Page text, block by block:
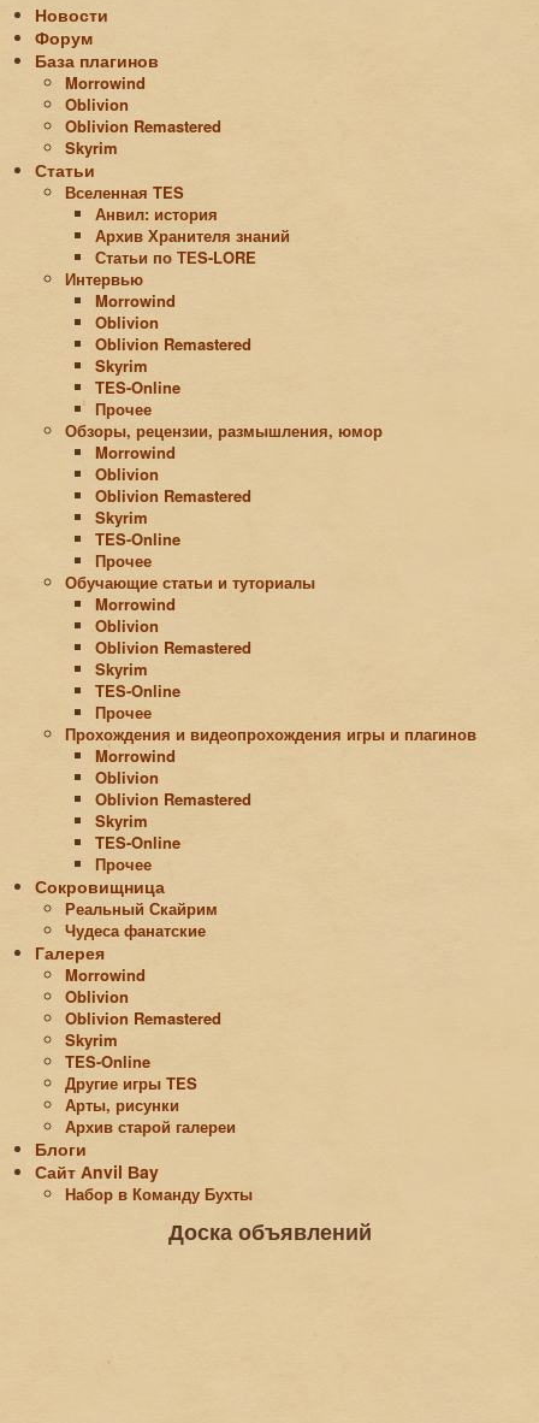
Новости
Форум
База плагинов
Morrowind
Oblivion
Oblivion Remastered
Skyrim
Статьи
Вселенная TES
Анвил: история
Архив Хранителя знаний
Статьи по ТЕS-LORE
Интервью
Morrowind
Oblivion
Oblivion Remastered
Skyrim
TES-Online
Прочее
Обзоры, рецензии, размышления, юмор
Morrowind
Oblivion
Oblivion Remastered
Skyrim
TES-Online
Прочее
Обучающие статьи и туториалы
Morrowind
Oblivion
Oblivion Remastered
Skyrim
TES-Online
Прочее
Прохождения и видеопрохождения игры и плагинов
Morrowind
Oblivion
Oblivion Remastered
Skyrim
TES-Online
Прочее
Сокровищница
Реальный Скайрим
Чудеса фанатские
Галерея
Morrowind
Oblivion
Oblivion Remastered
Skyrim
TES-Online
Другие игры TES
Арты, рисунки
Архив старой галереи
Блоги
Сайт Аnvil Вay
Набор в Команду Бухты
Доска объявлений